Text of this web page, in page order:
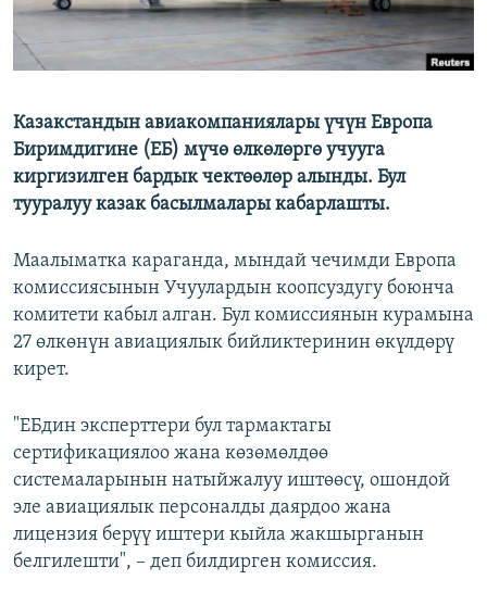
Казакстандын авиакомпаниялары үчүн Европа
Биримдигине (ЕБ) мүчө өлкөлөргө учууга
киргизилген бардык чектөөлөр алынды. Бул
тууралуу казак басылмалары кабарлашты.
Маалыматка караганда, мындай чечимди Европа
комиссиясынын Учуулардын коопсуздугу боюнча
комитети кабыл алган. Бул комиссиянын курамына
27 өлкөнүн авиациялык бийликтеринин өкүлдөрү
кирет.
"ЕБдин эксперттери бул тармактагы
сертификациялоо жана көзөмөлдөө
системаларынын натыйжалуу иштөөсү, ошондой
эле авиациялык персоналды даярдоо жана
лицензия берүү иштери кыйла жакшырганын
белгилешти", – деп билдирген комиссия.